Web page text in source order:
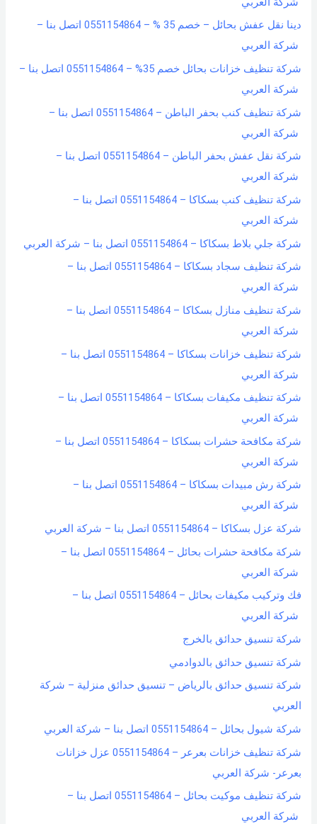
دينا نقل عفش بحائل – خصم 35 % – 0551154864 اتصل بنا –
شركة العربي
شركة تنظيف خزانات بحائل خصم 35% – 0551154864 اتصل بنا –
شركة العربي
شركة تنظيف كنب بحفر الباطن – 0551154864 اتصل بنا –
شركة العربي
شركة نقل عفش بحفر الباطن – 0551154864 اتصل بنا –
شركة العربي
شركة تنظيف كنب بسكاكا – 0551154864 اتصل بنا –
شركة العربي
شركة جلي بلاط بسكاكا – 0551154864 اتصل بنا – شركة العربي
شركة تنظيف سجاد بسكاكا – 0551154864 اتصل بنا –
شركة العربي
شركة تنظيف منازل بسكاكا – 0551154864 اتصل بنا –
شركة العربي
شركة تنظيف خزانات بسكاكا – 0551154864 اتصل بنا –
شركة العربي
شركة تنظيف مكيفات بسكاكا – 0551154864 اتصل بنا –
شركة العربي
شركة مكافحة حشرات بسكاكا – 0551154864 اتصل بنا –
شركة العربي
شركة رش مبيدات بسكاكا – 0551154864 اتصل بنا –
شركة العربي
شركة عزل بسكاكا – 0551154864 اتصل بنا – شركة العربي
شركة مكافحة حشرات بحائل – 0551154864 اتصل بنا –
شركة العربي
فك وتركيب مكيفات بحائل – 0551154864 اتصل بنا –
شركة العربي
شركة تنسيق حدائق بالخرج
شركة تنسيق حدائق بالدوادمي
شركة تنسيق حدائق بالرياض – تنسيق حدائق منزلية – شركة
العربي
شركة شيول بحائل – 0551154864 اتصل بنا – شركة العربي
شركة تنظيف خزانات بعرعر – 0551154864 عزل خزانات
بعرعر- شركة العربي
شركة تنظيف موكيت بحائل – 0551154864 اتصل بنا –
شركة العربي